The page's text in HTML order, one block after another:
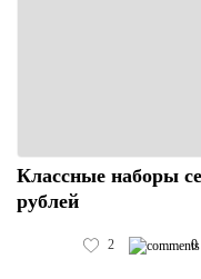
Классные наборы
рублей
2 0